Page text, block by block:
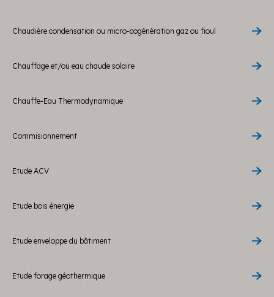
Chaudière condensation ou micro-cogénération gaz ou fioul
Chauffage et/ou eau chaude solaire
Chauffe-Eau Thermodynamique
Commisionnement
Etude ACV
Etude bois énergie
Etude enveloppe du bâtiment
Etude forage géothermique